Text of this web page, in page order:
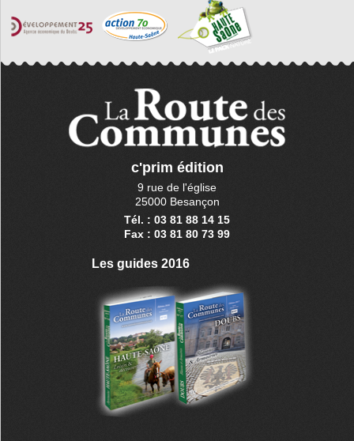
c'prim édition
9 rue de l'église
25000 Besançon
Tél. : 03 81 88 14 15
Fax : 03 81 80 73 99
Les guides 2016